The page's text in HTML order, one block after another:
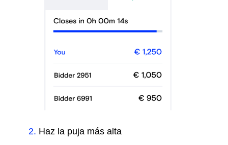
2. Haz la puja más alta